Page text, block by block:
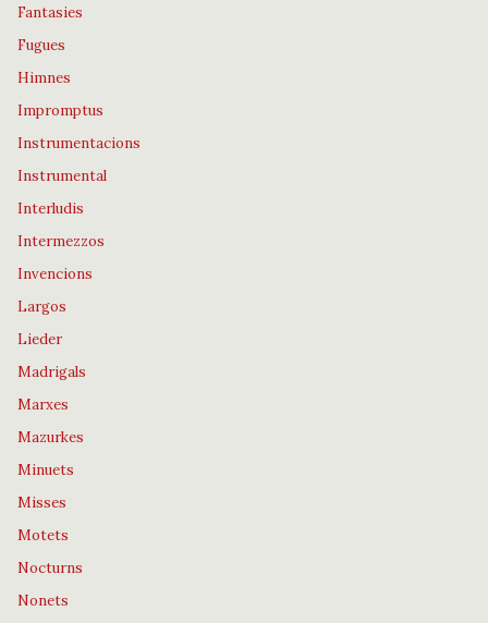
Fantasies
Fugues
Himnes
Impromptus
Instrumentacions
Instrumental
Interludis
Intermezzos
Invencions
Largos
Lieder
Madrigals
Marxes
Mazurkes
Minuets
Misses
Motets
Nocturns
Nonets